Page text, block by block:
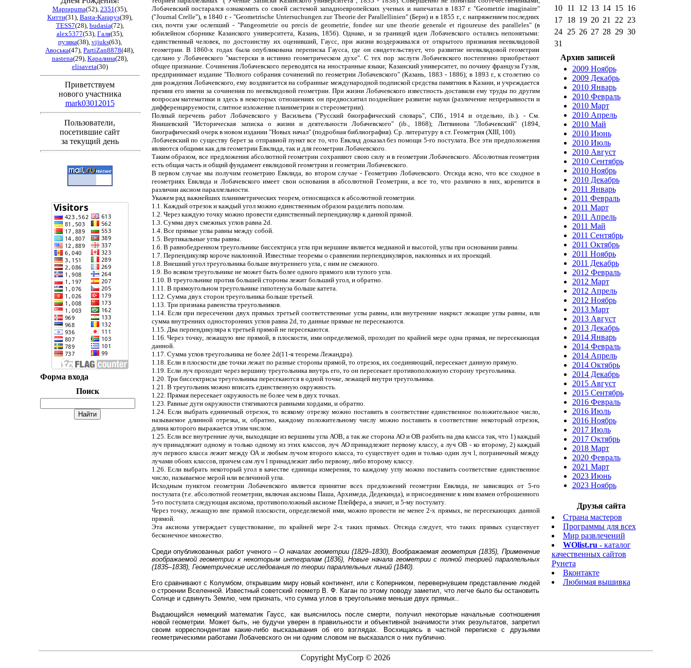
Maprapuma(52), 2351(35),
Китти(31), Basta-Karapys(39),
TESS7(28), budasia(72),
alex5377(53), Галя(35),
пузяка(38), vijuks(63),
Авоська(47), PartiZan8878(48),
nastena(29), Каралина(28),
elisaveta(30)
Приветствуем
нового участника
mark03012015
Пользователи,
посетившие сайт
за текущий день
Форма входа
Поиск
Лобачевский постарался ознакомить со своей системой западноевропейских ученых и напечатал в 1837 г. "Geometrie imaginaire"
("Journal Crelle"), в 1840 г. - "Geometrische Untersuchungen zur Theorie der Parallellinien" (Берн) и в 1855 г., с напряжением последних
сил, почти уже ослепший - "Pangeometrie ou precis de geometrie, fondee sur une theorie generale et rigoureuse des paralleles" (в
юбилейном сборнике Казанского университета, Казань, 1856). Однако, и за границей идеи Лобачевского остались непонятыми:
единственный человек, по достоинству их оценивший, Гаусс, при жизни воздерживался от открытого признания неевклидовой
геометрии. В 1860-х годах была опубликована переписка Гаусса, где он свидетельствует, что развитие неевклидовой геометрии
сделано у Лобачевского "мастерски в истинно геометрическом духе". С тех пор заслуги Лобачевского постепенно приобретают
общее признание. Сочинения Лобачевского переводятся на иностранные языки; Казанский университет, по почину француза Гуэля,
предпринимает издание "Полного собрания сочинений по геометрии Лобачевского" (Казань, 1883 - 1886); в 1893 г., к столетию со
дня рождения Лобачевского, ему воздвигается на собранные международной подпиской средства памятник в Казани, и учреждается
премия его имени за сочинения по неевклидовой геометрии. При жизни Лобачевского известность доставили ему труды по другим
вопросам математики и здесь в некоторых отношениях он предвосхитил позднейшее развитие науки (различение непрерывности и
дифференцируемости, слитное изложение планиметрии и стереометрии).
Полный перечень работ Лобачевского у Васильева ("Русский биографический словарь", СПб., 1914 и отдельно, ib.). - См.
Янишевский "Историческая записка о жизни и деятельности Лобачевского" (ib., 1868); Литвинова "Лобачевский" (1894,
биографический очерк в новом издании "Новых начал" (подробная библиография). Ср. литературу в ст. Геометрия (XIII, 100).
Лобачевский по существу берет за отправной пункт все то, что Евклид доказал без помощи 5-го постулата. Все эти предположения
являются общими как для геометрии Евклида, так и для геометрии Лобачевского.
Таким образом, все предложения абсолютной геометрии сохраняют свою силу и в геометрии Лобачевского. Абсолютная геометрия
есть общая часть и общий фундамент евклидовой геометрии и геометрии Лобачевского.
В первом случае мы получим геометрию Евклида, во втором случае - Геометрию Лобачевского. Отсюда ясно, что все сходное в
геометриях Евклида и Лобачевского имеет свои основания в абсолютной Геометрии, а все то, что различно в них, коренится в
различии аксиом параллельности.
Укажем ряд важнейших планиметрических теорем, относящихся к абсолютной геометрии.
1.1. Каждый отрезок и каждый угол можно единственным образом разделить пополам.
1.2. Через каждую точку можно провести единственный перпендикуляр к данной прямой.
1.3. Сумма двух смежных углов равна 2d.
1.4. Все прямые углы равны между собой.
1.5. Вертикальные углы равны.
1.6. В равнобедренном треугольнике биссектриса угла при вершине является медианой и высотой, углы при основании равны.
1.7. Перпендикуляр короче наклонной. Известные теоремы о сравнении перпендикуляров, наклонных и их проекций.
1.8. Внешний угол треугольника больше внутреннего угла, с ним не смежного.
1.9. Во всяком треугольнике не может быть более одного прямого или тупого угла.
1.10. В треугольнике против большей стороны лежит больший угол, и обратно.
1.11. В прямоугольном треугольнике гипотенуза больше катета.
1.12. Сумма двух сторон треугольника больше третьей.
1.13. Три признака равенства треугольников.
1.14. Если при пересечении двух прямых третьей соответственные углы равны, или внутренние накркст лежащие углы равны, или
сумма внутренних односторонних углов равна 2d, то данные прямые не пересекаются.
1.15. Два перпендикуляра к третьей прямой не пересекаются.
1.16. Через точку, лежащую вне прямой, в плоскости, ими определяемой, проходит по крайней мере одна прямая, не пересекающая
данной.
1.17. Сумма углов треугольника не более 2d(11-я теорема Лежандра).
1.18. Если в плоскости две точки лежат по разные стороны прямой, то отрезок, их соединяющий, пересекает данную прямую.
1.19. Если луч проходит через вершину треугольника внутрь его, то он пересекает противоположную сторону треугольника.
1.20. Три биссектрисы треугольника пересекаются в одной точке, лежащей внутри треугольника.
1.21. В треугольник можно вписать единственную окружность.
1.22. Прямая пересекает окружность не более чем в двух точках.
1.23. Равные дуги окружности стягиваются равными хордами, и обратно.
1.24. Если выбрать единичный отрезок, то всякому отрезку можно поставить в соответствие единственное положительное число,
называемое длинной отрезка, и, обратно, каждому положительному числу можно поставить в соответствие некоторый отрезок,
длина которого выражается этим числом.
1.25. Если все внутренние лучи, выходящие из вершины угла АОВ, а так же сторона АО и ОВ разбить на два класса так, что 1) каждый
луч принадлежит одному и только одному из этих классов, луч АО принадлежит первому классу, а луч ОВ - ко второму, 2) каждый
луч первого класса лежит между ОА и любым лучом второго класса, то существует один и только один луч l, пограничный между
лучами обоих классов, причем сам луч l принадлежит либо первому, либо второму классу.
1.26. Если выбрать некоторый угол в качестве единицы измерения, то каждому углу можно поставить соответствие единственное
число, называемое мерой или величиной угла.
Исходным пунктом геометрии Лобачевского является принятие всех предложений геометрии Евклида, не зависящих от 5-го
постулата (т.е. абсолютной геометрии, включая аксиомы Паша, Архимеда, Дедекинда), и присоединение к ним взамен отброшенного
5-го постулата следующая аксиома, противоположный аксиоме Плейфера, а значит, и 5-му постулату.
Через точку, лежащую вне прямой плоскости, определяемой ими, можно провести не менее 2-х прямых, не пересекающих данной
прямой.
Эта аксиома утверждает существование, по крайней мере 2-х таких прямых. Отсюда следует, что таких прямых существует
бесконечное множество.
Среди опубликованных работ ученого –О началах геометрии (1829–1830), Воображаемая геометрия (1835), Применение
воображаемой геометрии к некоторым интегралам (1836), Новые начала геометрии с полной теорией параллельных
(1835–1838), Геометрические исследования по теории параллельных линий (1840).
Его сравнивают с Колумбом, открывшим миру новый континент, или с Коперником, перевернувшем представление людей
о строении Вселенной. Известный советский геометр В. Ф. Каган по этому поводу заметил, что легче было бы остановить
Солнце и сдвинуть Землю, чем признать, что сумма углов в треугольнике меньше двух прямых..
Выдающийся немецкий математик Гаусс, как выяснилось после смерти, получил некоторые начальные соотношения
новой геометрии. Может быть, не будучи уверен в правильности и объективной значимости этих результатов, запретил
своим корреспондентам какие-либо высказывания об его взглядах. Восхищаясь в частной переписке с друзьями
геометрическими работами Лобачевского он ни одним словом не высказался о них публично.
10 11 12 13 14 15 16
17 18 19 20 21 22 23
24 25 26 27 28 29 30
31
Архив записей
2009 Ноябрь
2009 Декабрь
2010 Январь
2010 Февраль
2010 Март
2010 Апрель
2010 Май
2010 Июнь
2010 Июль
2010 Август
2010 Сентябрь
2010 Ноябрь
2010 Декабрь
2011 Январь
2011 Февраль
2011 Март
2011 Апрель
2011 Май
2011 Сентябрь
2011 Октябрь
2011 Ноябрь
2011 Декабрь
2012 Февраль
2012 Март
2012 Апрель
2012 Ноябрь
2013 Март
2013 Август
2013 Декабрь
2014 Январь
2014 Февраль
2014 Апрель
2014 Октябрь
2014 Декабрь
2015 Август
2015 Сентябрь
2016 Февраль
2016 Июль
2016 Ноябрь
2017 Июль
2017 Октябрь
2018 Март
2020 Февраль
2021 Март
2023 Июнь
2023 Ноябрь
Друзья сайта
Страна мастеров
Программы для всех
Мир развлечений
WOlist.ru - каталог
качественных сайтов
Рунета
Вконтакте
Любимая вышивка
Copyright MyCorp © 2026